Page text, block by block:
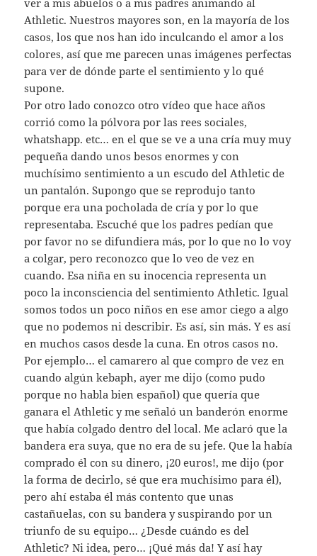
Athletic. Nuestros mayores son, en la mayoría de los
casos, los que nos han ido inculcando el amor a los
colores, así que me parecen unas imágenes perfectas
para ver de dónde parte el sentimiento y lo qué
supone.
Por otro lado conozco otro vídeo que hace años
corrió como la pólvora por las rees sociales,
whatshapp. etc… en el que se ve a una cría muy muy
pequeña dando unos besos enormes y con
muchísimo sentimiento a un escudo del Athletic de
un pantalón. Supongo que se reprodujo tanto
porque era una pocholada de cría y por lo que
representaba. Escuché que los padres pedían que
por favor no se difundiera más, por lo que no lo voy
a colgar, pero reconozco que lo veo de vez en
cuando. Esa niña en su inocencia representa un
poco la inconsciencia del sentimiento Athletic. Igual
somos todos un poco niños en ese amor ciego a algo
que no podemos ni describir. Es así, sin más. Y es así
en muchos casos desde la cuna. En otros casos no.
Por ejemplo… el camarero al que compro de vez en
cuando algún kebaph, ayer me dijo (como pudo
porque no habla bien español) que quería que
ganara el Athletic y me señaló un banderón enorme
que había colgado dentro del local. Me aclaró que la
bandera era suya, que no era de su jefe. Que la había
comprado él con su dinero, ¡20 euros!, me dijo (por
la forma de decirlo, sé que era muchísimo para él),
pero ahí estaba él más contento que unas
castañuelas, con su bandera y suspirando por un
triunfo de su equipo… ¿Desde cuándo es del
Athletic? Ni idea, pero… ¡Qué más da! Y así hay